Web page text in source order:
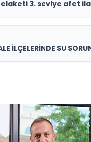
3. seviye afet
İLÇELERİNDE SU